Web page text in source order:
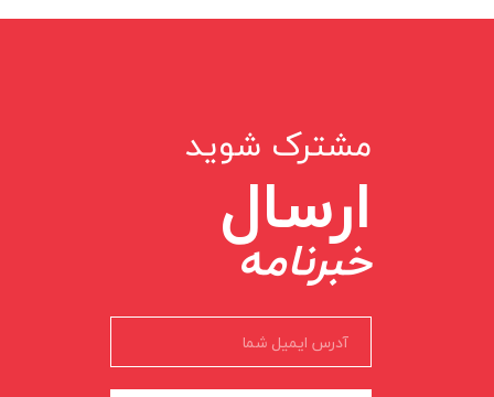
مشترک شوید
ارسال
خبرنامه